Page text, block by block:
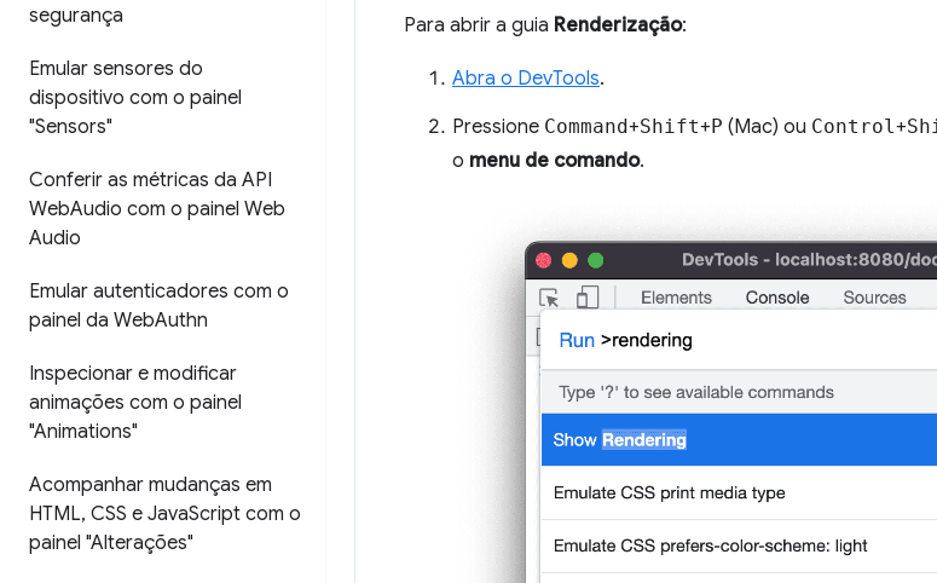
segurança
Emular sensores do
dispositivo com o painel
"Sensors"
Conferir as métricas da API
WebAudio com o painel Web
Audio
Emular autenticadores com o
painel da WebAuthn
Inspecionar e modificar
animações com o painel
"Animations"
Acompanhar mudanças em
HTML, CSS e JavaScript com o
painel "Alterações"
Para abrir a guia Renderização:
Abra o DevTools.
Pressione Command+Shift+P (Mac) ou Control+
o menu de comando.